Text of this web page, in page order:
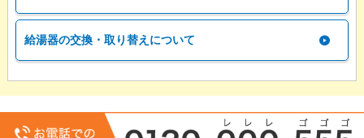
給湯器の交換・取り替えについて